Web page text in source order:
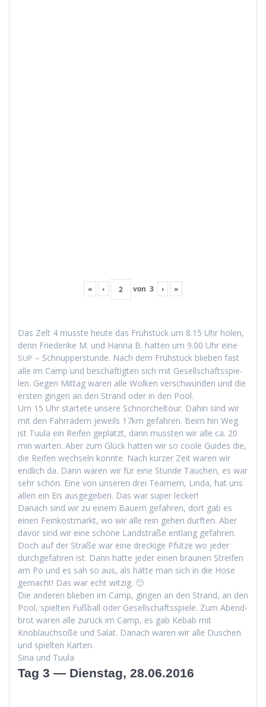
« ‹ von 3 › »
Das Zelt 4 musste heute das Früh­stück um 8.15 Uhr holen,
denn Friederike M. und Han­na B. hat­ten um 9.00 Uhr eine
SUP – Schnup­per­stunde. Nach dem Früh­stück blieben fast
alle im Camp und beschäftigten sich mit Gesellschaftsspie­
len. Gegen Mit­tag waren alle Wolken ver­schwun­den und die
ersten gin­gen an den Strand oder in den Pool.
Um 15 Uhr startete unsere Schnorchel­tour. Dahin sind wir
mit den Fahrrädern jew­eils 17km gefahren. Beim hin Weg
ist Tuu­la ein Reifen geplatzt, dann mussten wir alle ca. 20
min warten. Aber zum Glück hat­ten wir so coole Guides die,
die Reifen wech­seln kon­nte. Nach kurz­er Zeit waren wir
endlich da. Dann waren wir für eine Stunde Tauchen, es war
sehr schön. Eine von unseren drei Team­ern, Lin­da, hat uns
allen ein Eis aus­gegeben. Das war super lecker!
Danach sind wir zu einem Bauern gefahren, dort gab es
einen Feinkost­markt, wo wir alle rein gehen durften. Aber
davor sind wir eine schöne Land­straße ent­lang gefahren.
Doch auf der Straße war eine dreck­ige Pfütze wo jed­er
durchge­fahren ist. Dann hat­te jed­er einen braunen Streifen
am Po und es sah so aus, als hätte man sich in die Hose
gemacht! Das war echt witzig. 🙂
Die anderen blieben im Camp, gin­gen an den Strand, an den
Pool, spiel­ten Fußball oder Gesellschaftsspiele. Zum Abend­
brot waren alle zurück im Camp, es gab Kebab mit
Knoblauch­soße und Salat. Danach waren wir alle Duschen
und spiel­ten Karten.
Sina und Tuula
Tag 3 — Dienstag, 28.06.2016